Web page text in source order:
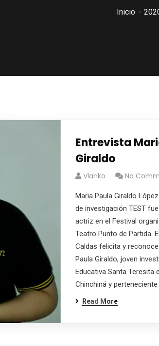
Inicio
Entrevista
Giraldo
Vlanko No
Maria Paula Giraldo
de investigación TEST
actriz en el Festival
Teatro Punto de Partida.
Caldas felicita y
Paula Giraldo, joven
Educativa Santa Teresita
Chinchiná y perteneciente
Read More